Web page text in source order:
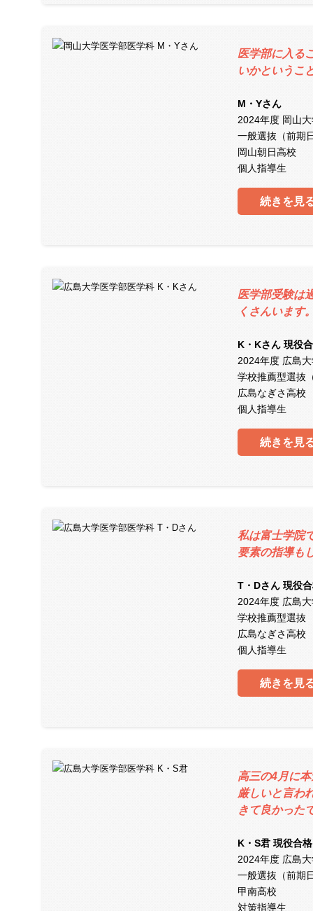
医学部に入る
いかというこ
M・Yさん
2024年度 岡山
一般選抜（前期
岡山朝日高校
個人指導生
続きを見
医学部受験は
くさんいます
K・Kさん 現役
2024年度 広島
学校推薦型選抜
広島なぎさ高校
個人指導生
続きを見
私は富士学院
要素の指導も
T・Dさん 現役
2024年度 広島
学校推薦型選抜
広島なぎさ高校
個人指導生
続きを見
高三の4月に
厳しいと言わ
きて良かった
K・S君 現役合格
2024年度 広島
一般選抜（前期
甲南高校
対策指導生